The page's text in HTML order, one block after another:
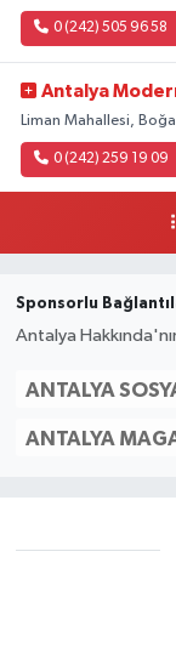
0 (242) 505 96 58
Antalya
Liman Mahallesi,
0 (242) 259 19 09
Sponsorlu
Antalya
ANTALYA
ANTALYA